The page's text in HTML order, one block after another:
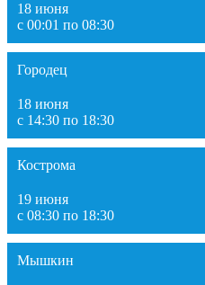
18 июня
с 00:01 по 08:30
Городец
18 июня
с 14:30 по 18:30
Кострома
19 июня
с 08:30 по 18:30
Мышкин